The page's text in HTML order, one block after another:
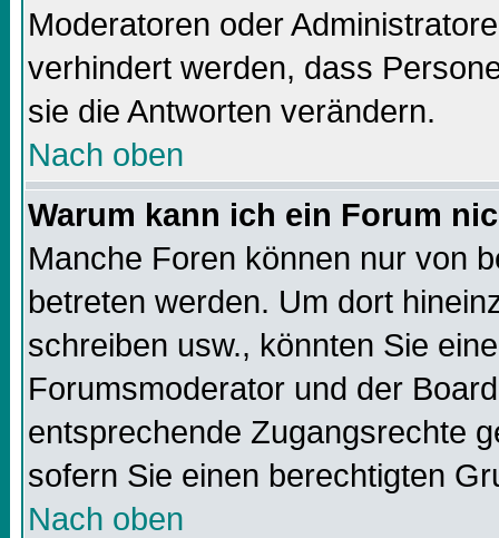
Moderatoren oder
verhindert werden, dass
sie die Antworten verändern.
Nach oben
Warum kann ich ein Forum
Manche Foren können nur von
betreten werden. Um dort
schreiben usw., könnten Sie
Forumsmoderator und der
entsprechende Zugangsrechte
sofern Sie einen berechtigten
Nach oben